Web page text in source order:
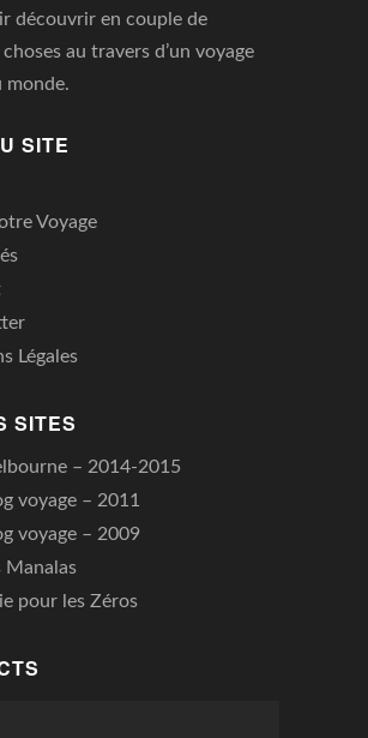
découvrir en couple de
au travers d’un voyage
monde.
SITE
Voyage
Légales
SITES
– 2014-2015
voyage – 2011
voyage – 2009
Manalas
pour les Zéros